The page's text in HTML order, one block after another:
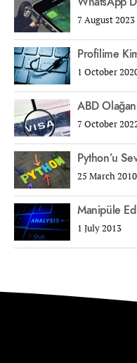
7 August 2023
Profilime
1 October
ABD
7 October
Python’u
25 March 2010
Manipüle
1 July 2013